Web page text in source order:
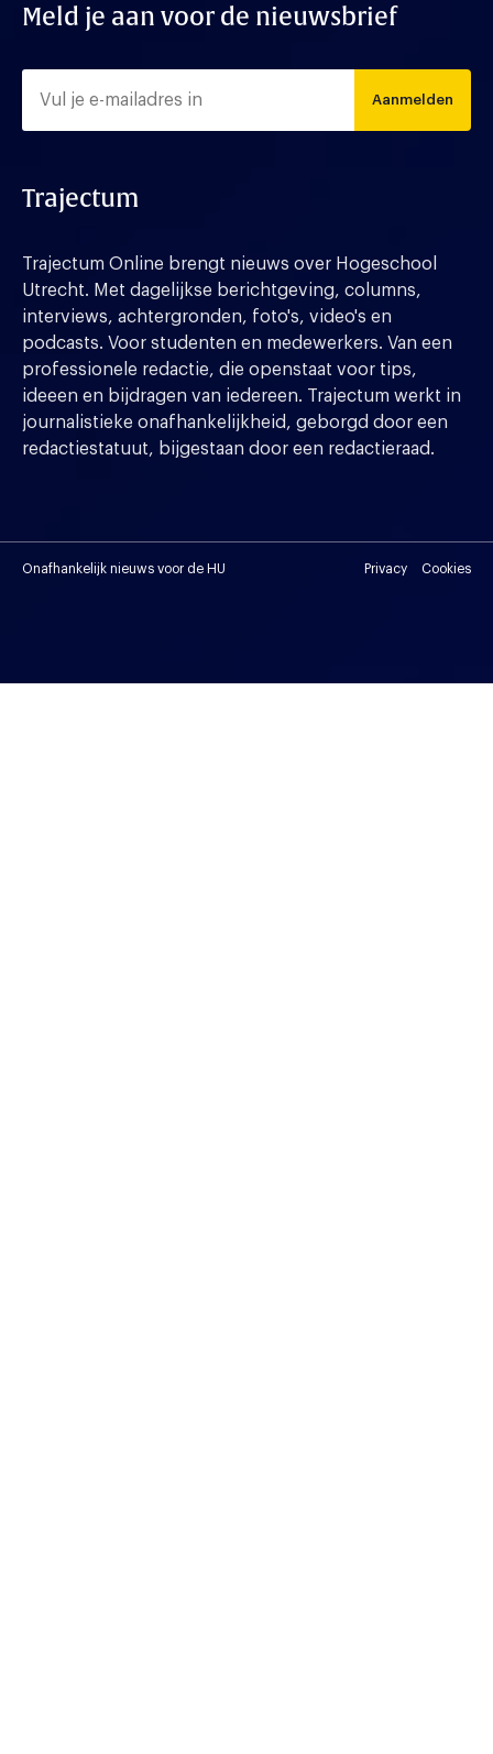
Meld je aan voor de nieuwsbrief
Aanmelden
Trajectum
Trajectum Online brengt nieuws over Hogeschool
Utrecht. Met dagelijkse berichtgeving, columns,
interviews, achtergronden, foto's, video's en
podcasts. Voor studenten en medewerkers. Van een
professionele redactie, die openstaat voor tips,
ideeen en bijdragen van iedereen. Trajectum werkt in
journalistieke onafhankelijkheid, geborgd door een
redactiestatuut, bijgestaan door een redactieraad.
Onafhankelijk nieuws voor de HU Privacy Cookies